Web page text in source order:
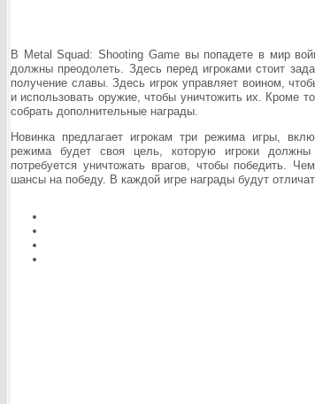
В Metal Squad: Shooting Game вы попадете в мир
должны преодолеть. Здесь перед игроками стоит
получение славы. Здесь игрок управляет воином,
и использовать оружие, чтобы уничтожить их. Кроме
собрать дополнительные награды.
Новинка предлагает игрокам три режима игры,
режима будет своя цель, которую игроки
потребуется уничтожать врагов, чтобы победить.
шансы на победу. В каждой игре награды будут